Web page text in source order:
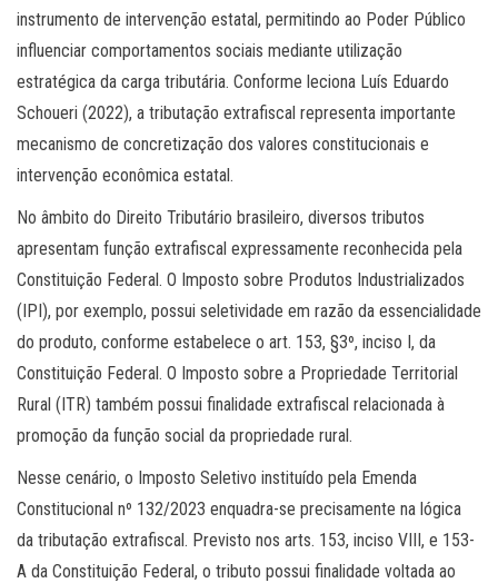
instrumento de intervenção estatal, permitindo ao Poder Público
influenciar comportamentos sociais mediante utilização
estratégica da carga tributária. Conforme leciona Luís Eduardo
Schoueri (2022), a tributação extrafiscal representa importante
mecanismo de concretização dos valores constitucionais e
intervenção econômica estatal.
No âmbito do Direito Tributário brasileiro, diversos tributos
apresentam função extrafiscal expressamente reconhecida pela
Constituição Federal. O Imposto sobre Produtos Industrializados
(IPI), por exemplo, possui seletividade em razão da essencialidade
do produto, conforme estabelece o art. 153, §3º, inciso I, da
Constituição Federal. O Imposto sobre a Propriedade Territorial
Rural (ITR) também possui finalidade extrafiscal relacionada à
promoção da função social da propriedade rural.
Nesse cenário, o Imposto Seletivo instituído pela Emenda
Constitucional nº 132/2023 enquadra-se precisamente na lógica
da tributação extrafiscal. Previsto nos arts. 153, inciso VIII, e 153-
A da Constituição Federal, o tributo possui finalidade voltada ao